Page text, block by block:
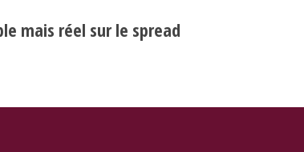
mais réel sur le spread